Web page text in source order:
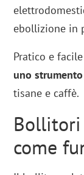
ebollizione in
Pratico e
uno
tisane e caffè.
Bollitori
come